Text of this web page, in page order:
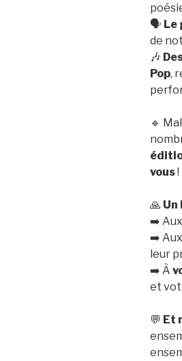
🗣️ Le
de
🎶
Pop,
🔹
vous!
🙏 Un
➡️ Aux
➡️ Aux
leur
➡️ À
et
💬 Et